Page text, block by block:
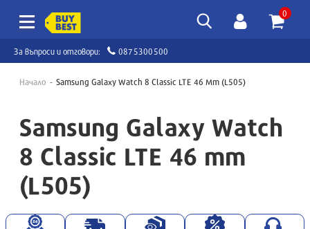
0
За въпроси и отговори: 0875300500
Начало Samsung Galaxy Watch 8 Classic LTE 46 Mm (L505)
Samsung Galaxy Watch
8 Classic LTE 46 mm
(L505)